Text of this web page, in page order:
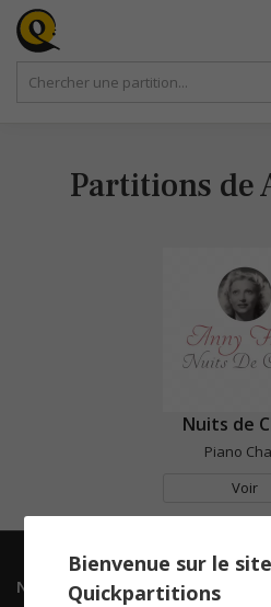
Partitions de
Nuits de
Piano
Voir
Navigation
Bienvenue sur le site
Quickpartitions